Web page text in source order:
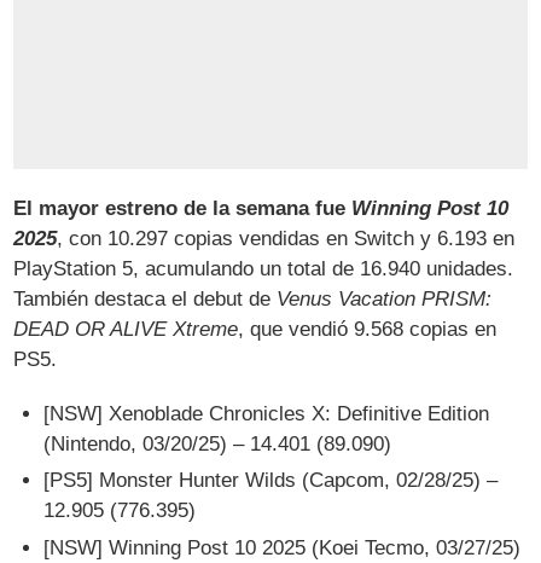
El mayor estreno de la semana fue Winning Post 10
2025, con 10.297 copias vendidas en Switch y 6.193 en
PlayStation 5, acumulando un total de 16.940 unidades.
También destaca el debut de Venus Vacation PRISM:
DEAD OR ALIVE Xtreme, que vendió 9.568 copias en
PS5.
[NSW] Xenoblade Chronicles X: Definitive Edition
(Nintendo, 03/20/25) – 14.401 (89.090)
[PS5] Monster Hunter Wilds (Capcom, 02/28/25) –
12.905 (776.395)
[NSW] Winning Post 10 2025 (Koei Tecmo, 03/27/25)